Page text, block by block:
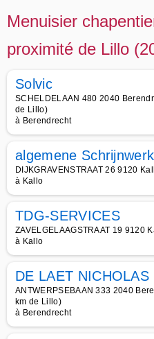
Menuisier
proximité de Lillo
Solvic
SCHELDELAAN 480 2040
de Lillo)
à Berendrecht
algemene
DIJKGRAVENSTRAAT 26 9120
à Kallo
TDG-SERVICES
ZAVELGELAAGSTRAAT 19 9120
à Kallo
DE LAET NICHOLAS
ANTWERPSEBAAN 333 2040
km de Lillo)
à Berendrecht